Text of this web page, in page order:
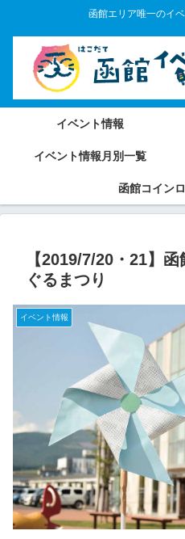
函館エリア唯一のイ
イベント情報
イベント情報月別一覧
函館コイン
【2019/7/20・21】
ぐるまつり
イベント情報